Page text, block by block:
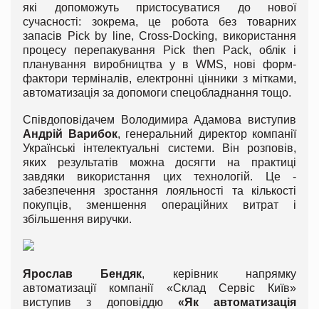
які допоможуть пристосуватися до нової
сучасності: зокрема, це робота без товарних
запасів Pick by line, Cross-Docking, використання
процесу перепакування Pick then Pack, облік і
планування виробництва у в WMS, нові форм-
фактори терміналів, електронні цінники з мітками,
автоматизація за допомоги спецобладнання тощо.
Співдоповідачем Володимира Адамова виступив
Андрій Варибок, генеральний директор компанії
Українські інтелектуальні системи. Він розповів,
яких результатів можна досягти на практиці
завдяки використання цих технологій. Це -
забезпечення зростання лояльності та кількості
покупців, зменшення операційних витрат і
збільшення виручки.
Ярослав Бендяк, керівник напрямку
автоматизації компанії «Склад Сервіс Київ»
виступив з доповіддю «Як автоматизація